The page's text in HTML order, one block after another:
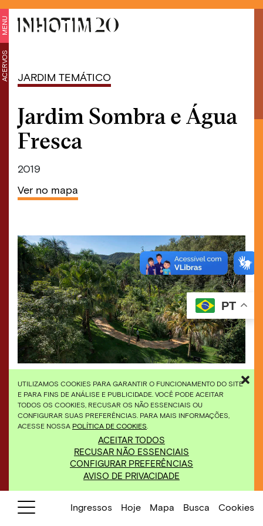
UTILIZAMOS COOKIES PARA GARANTIR O FUNCIONAMENTO DO SITE
E PARA FINS DE ANÁLISE E PUBLICIDADE. VOCÊ PODE ACEITAR
TODOS OS COOKIES, RECUSAR OS NÃO ESSENCIAIS OU
CONFIGURAR SUAS PREFERÊNCIAS. PARA MAIS INFORMAÇÕES,
ACESSE NOSSA POLÍTICA DE COOKIES
ACEITAR TODOS
RECUSAR NÃO ESSENCIAIS
CONFIGURAR PREFERÊNCIAS
AVISO DE PRIVACIDADE
MENU
ACERVOS JARDIM TEMÁTICO
Jardim Sombra e Água
Fresca
2019
Ver no mapa
imersão no universo botânico. Foto: João Marcos
Rosa/Nitro.
PT
Ingressos Hoje Mapa Busca Cookies